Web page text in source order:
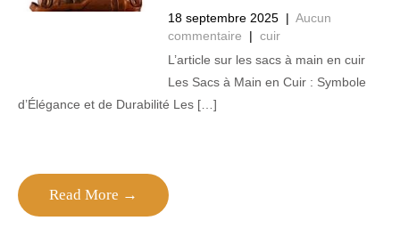
18 septembre 2025 | Aucun
commentaire
| cuir
L’article sur les sacs à main en cuir
Les Sacs à Main en Cuir : Symbole
d’Élégance et de Durabilité Les […]
Read More →